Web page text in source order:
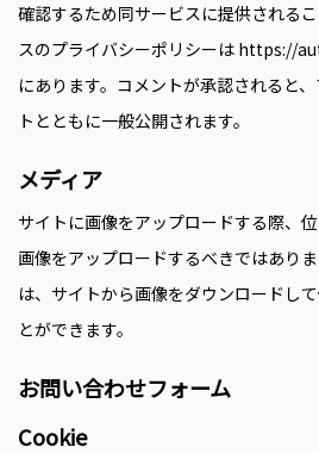
確認するため同サービスに提供される
スのプライバシーポリシーは https://
にあります。コメントが承認されると
トとともに一般公開されます。
メディア
サイトに画像をアップロードする際、
画像をアップロードするべきではあり
は、サイトから画像をダウンロードし
とができます。
お問い合わせフォーム
Cookie